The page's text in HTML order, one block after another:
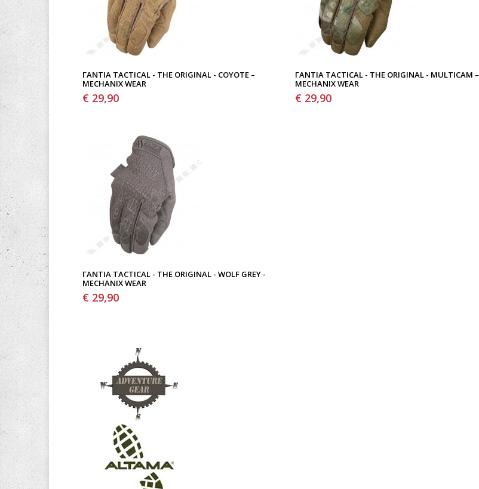
ΓΆΝΤΙΑ TACTICAL - THE ORIGINAL - COYOTE –
MECHANIX WEAR
€ 29,90
ΓΆΝΤΙΑ TACTICAL - THE ORIGINAL - MULTICAM –
MECHANIX WEAR
€ 29,90
ΓΆΝΤΙΑ TACTICAL - THE ORIGINAL - WOLF GREY -
MECHANIX WEAR
€ 29,90